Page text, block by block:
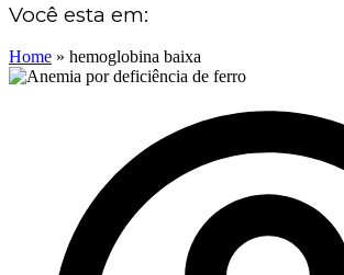
Você esta em:
Home » hemoglobina baixa